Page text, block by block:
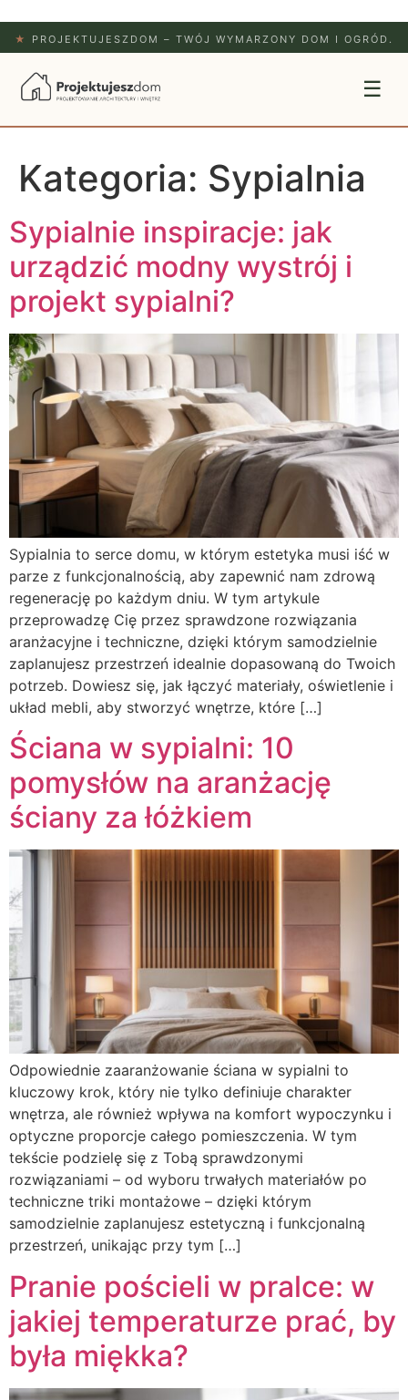
★ PROJEKTUJESZDOM – TWÓJ WYMARZONY DOM I OGRÓD.
☰
Kategoria: Sypialnia
Sypialnie inspiracje: jak
urządzić modny wystrój i
projekt sypialni?
Sypialnia to serce domu, w którym estetyka musi iść w
parze z funkcjonalnością, aby zapewnić nam zdrową
regenerację po każdym dniu. W tym artykule
przeprowadzę Cię przez sprawdzone rozwiązania
aranżacyjne i techniczne, dzięki którym samodzielnie
zaplanujesz przestrzeń idealnie dopasowaną do Twoich
potrzeb. Dowiesz się, jak łączyć materiały, oświetlenie i
układ mebli, aby stworzyć wnętrze, które […]
Ściana w sypialni: 10
pomysłów na aranżację
ściany za łóżkiem
Odpowiednie zaaranżowanie ściana w sypialni to
kluczowy krok, który nie tylko definiuje charakter
wnętrza, ale również wpływa na komfort wypoczynku i
optyczne proporcje całego pomieszczenia. W tym
tekście podzielę się z Tobą sprawdzonymi
rozwiązaniami – od wyboru trwałych materiałów po
techniczne triki montażowe – dzięki którym
samodzielnie zaplanujesz estetyczną i funkcjonalną
przestrzeń, unikając przy tym […]
Pranie pościeli w pralce: w
jakiej temperaturze prać, by
była miękka?